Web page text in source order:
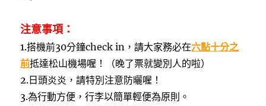
注意事項：
1.搭機前30分鐘check in，請大家務必在六點十分之
前抵達松山機場喔！（晚了票就變別人的啦）
2.日頭炎炎，請特別注意防曬喔！
3.為行動方便，行李以簡單輕便為原則。